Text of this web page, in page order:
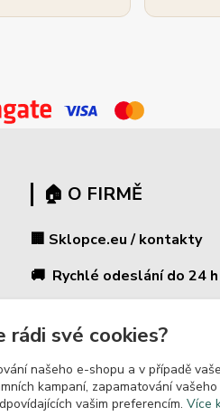
🏠 O FIRMĚ
🏢 Sklopce.eu / kontakty
🚚 Rychlé odeslání do 24 h
🛡️ GARANCE ✔ 14 dní na
⭐ 180 000+ zákazníků
rádi své cookies?
našeho e-shopu a v případě
kampaní, zapamatování
vašim preferencím. Více